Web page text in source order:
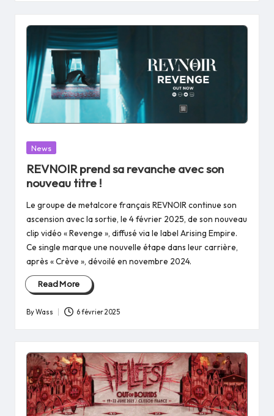
Posted
News
REVNOIR prend sa revanche avec son
nouveau titre !
Le groupe de metalcore français REVNOIR continue son
ascension avec la sortie, le 4 février 2025, de son nouveau
clip vidéo « Revenge », diffusé via le label Arising Empire.
Ce single marque une nouvelle étape dans leur carrière,
après « Crève », dévoilé en novembre 2024.
Read More
Posted
ByWass 6 février 2025